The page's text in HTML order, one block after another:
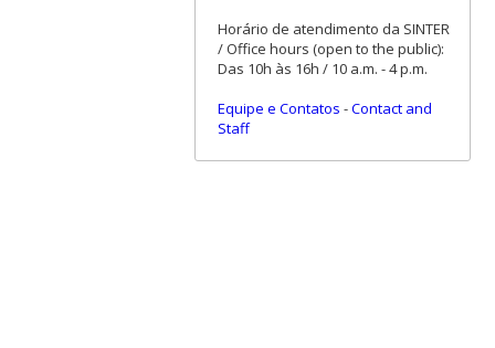
Horário de atendimento da SINTER
/ Office hours (open to the public):
Das 10h às 16h / 10 a.m. - 4 p.m.
Equipe e Contatos -Contact and
Staff